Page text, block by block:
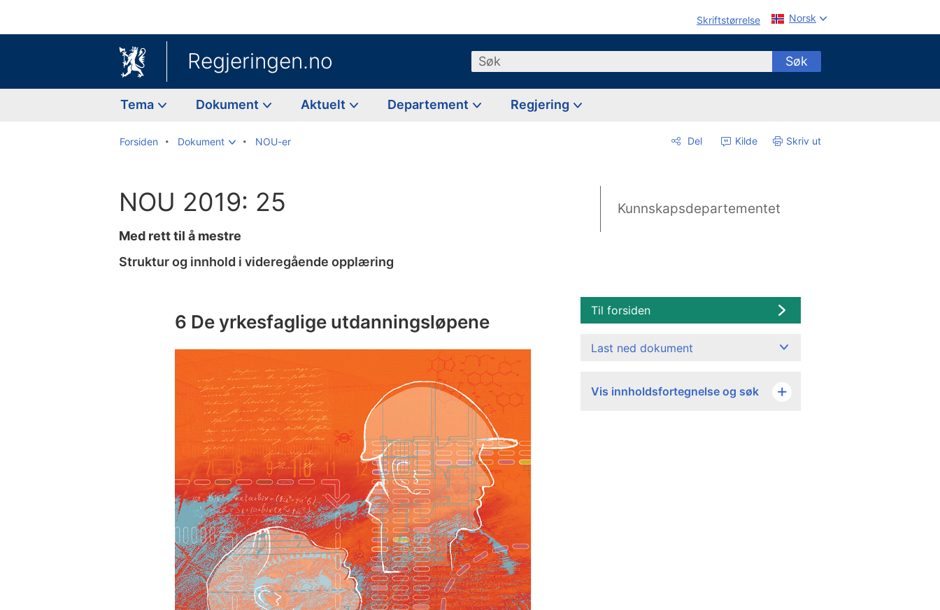
Skriftstørrelse Norsk
Regjeringen.no Søk Søk
Tema Dokument Aktuelt Departement Regjering
Forsiden Dokument NOU-er Del Kilde Skriv ut
NOU 2019: 25
Med rett til å mestre
Struktur og innhold i videregående opplæring
Kunnskapsdepartementet
6 De yrkesfaglige utdanningsløpene
Til forsiden
Last ned dokument
Vis innholdsfortegnelse og søk